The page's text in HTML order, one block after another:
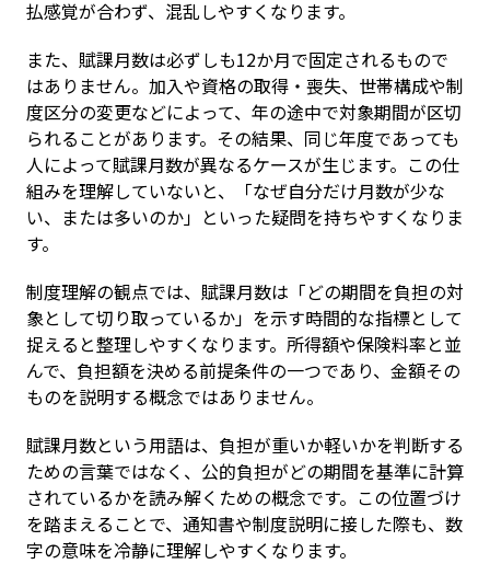
払感覚が合わず、混乱しやすくなります。
また、賦課月数は必ずしも12か月で固定されるもので
はありません。加入や資格の取得・喪失、世帯構成や制
度区分の変更などによって、年の途中で対象期間が区切
られることがあります。その結果、同じ年度であっても
人によって賦課月数が異なるケースが生じます。この仕
組みを理解していないと、「なぜ自分だけ月数が少な
い、または多いのか」といった疑問を持ちやすくなりま
す。
制度理解の観点では、賦課月数は「どの期間を負担の対
象として切り取っているか」を示す時間的な指標として
捉えると整理しやすくなります。所得額や保険料率と並
んで、負担額を決める前提条件の一つであり、金額その
ものを説明する概念ではありません。
賦課月数という用語は、負担が重いか軽いかを判断する
ための言葉ではなく、公的負担がどの期間を基準に計算
されているかを読み解くための概念です。この位置づけ
を踏まえることで、通知書や制度説明に接した際も、数
字の意味を冷静に理解しやすくなります。